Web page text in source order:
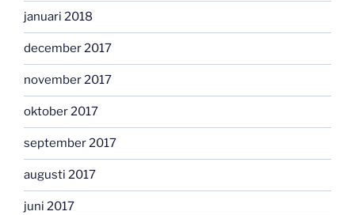
januari 2018
december 2017
november 2017
oktober 2017
september 2017
augusti 2017
juni 2017